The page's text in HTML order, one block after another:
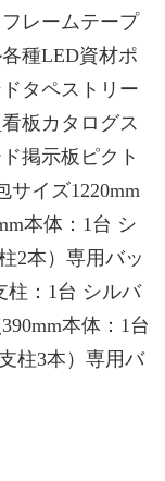
レームテープ
種LED資材ポ
タペストリー
板カタログス
掲示板ピクト
サイズ1220mm
本体：1台 シ
2本）専用バッ
柱：1台 シルバ
本体：1台
柱3本）専用バ